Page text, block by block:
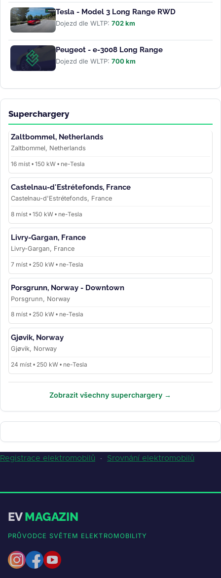
Tesla - Model 3 Long Range RWD
Dojezd dle WLTP: 702 km
Peugeot - e-3008 Long Range
Dojezd dle WLTP: 700 km
Superchargery
Zaltbommel, Netherlands
Zaltbommel, Netherlands
16 míst • 150 kW • ne-Tesla
Castelnau-d'Estrétefonds, France
Castelnau-d'Estrétefonds, France
8 míst • 150 kW • ne-Tesla
Livry-Gargan, France
Livry-Gargan, France
7 míst • 250 kW • ne-Tesla
Porsgrunn, Norway - Downtown
Porsgrunn, Norway
8 míst • 250 kW • ne-Tesla
Gjøvik, Norway
Gjøvik, Norway
24 míst • 250 kW • ne-Tesla
Zobrazit všechny superchargery →
Registrace elektromobilů · Srovnání elektromobilů
EVMAGAZIN
PRŮVODCE SVĚTEM ELEKTROMOBILITY